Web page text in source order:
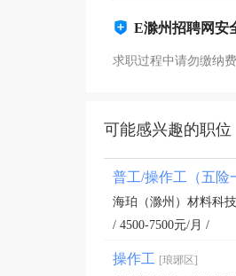
E滁州招聘网安
求职过程中请勿缴纳
可能感兴趣的职位
普工/操作工（五险
海珀（滁州）材料科
/ 4500-7500元/月 /
操作工 [琅琊区]